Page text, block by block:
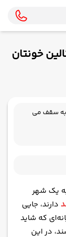
خونتان
به سقف می
یک شهر
دارند، جایی
که شاید
در این